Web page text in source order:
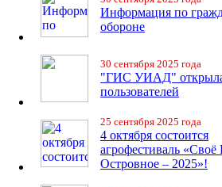
Информация по
обороне
30 сентября 2025 года
"ГИС УИАД"
пользователей
25 сентября 2025 года
4 октября состоится
агрофестиваль «Своё
Островное – 2025»!